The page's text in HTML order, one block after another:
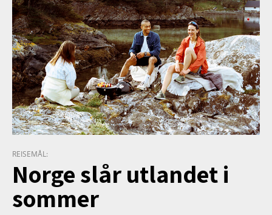
REISEMÅL:
Norge slår utlandet i
sommer